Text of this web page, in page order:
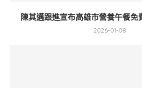
陳其邁跟進宣布高雄市營養午餐
2026-01-08